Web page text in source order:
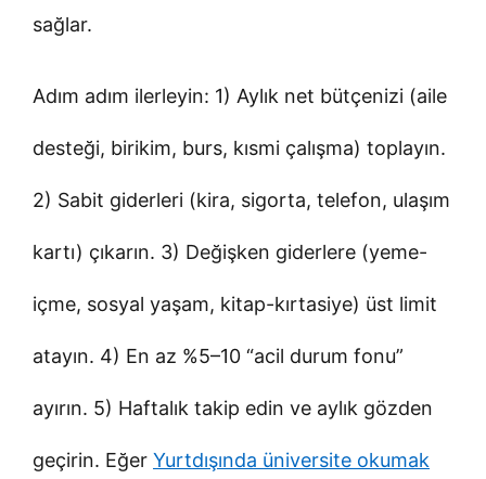
sağlar.
Adım adım ilerleyin: 1) Aylık net bütçenizi (aile
desteği, birikim, burs, kısmi çalışma) toplayın.
2) Sabit giderleri (kira, sigorta, telefon, ulaşım
kartı) çıkarın. 3) Değişken giderlere (yeme-
içme, sosyal yaşam, kitap-kırtasiye) üst limit
atayın. 4) En az %5–10 “acil durum fonu”
ayırın. 5) Haftalık takip edin ve aylık gözden
geçirin. Eğer Yurtdışında üniversite okumak